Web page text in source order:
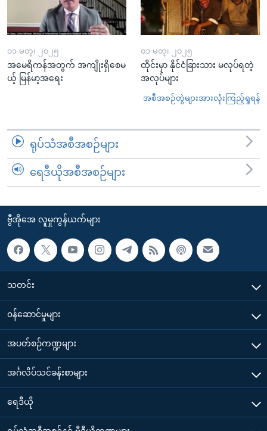
၀၁ မတ္၊ ၂၀၂၅
အမေရိကန်အတွက် အကျိုးရှိစေမ
ယ့် မြန်မာ့အရေး
၀၁ မတ္၊ ၂၀၂၅
ထိုင်းမှာ နိုင်ငံခြားသား မလုပ်ရတဲ့
အလုပ်များ
အစီအစဉ်တွဲများအားလုံးကြည့်ရှုရန်
ရုပ်သံအစီအစဉ်များ
ရေဒီယိုအစီအစဉ်များ
ဗွီအိုအေ လူမှုကွန်ယက်များ
သတင်း
၀န်ဆောင်မှုများ
အပတ်စဉ်ကဏ္ဍများ
အင်္ဂလိပ်သင်ခန်းစာများ
ရေဒီယို